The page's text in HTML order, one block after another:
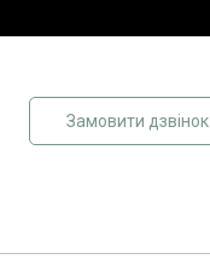
Замовити дзвінок